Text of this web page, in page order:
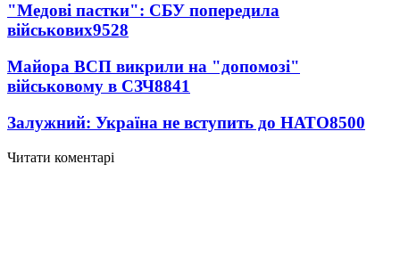
"Медові пастки": СБУ попередила
військових9528
Майора ВСП викрили на "допомозі"
військовому в СЗЧ8841
Залужний: Україна не вступить до НАТО8500
Читати коментарі